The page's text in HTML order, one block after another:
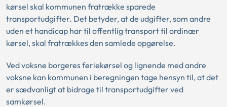
kørsel skal kommunen fratrække sparede
transportudgifter. Det betyder, at de udgifter, som andre
uden et handicap har til offentlig transport til ordinær
kørsel, skal fratrækkes den samlede opgørelse.
Ved voksne borgeres feriekørsel og lignende med andre
voksne kan kommunen i beregningen tage hensyn til, at det
er sædvanligt at bidrage til transportudgifter ved
samkørsel.